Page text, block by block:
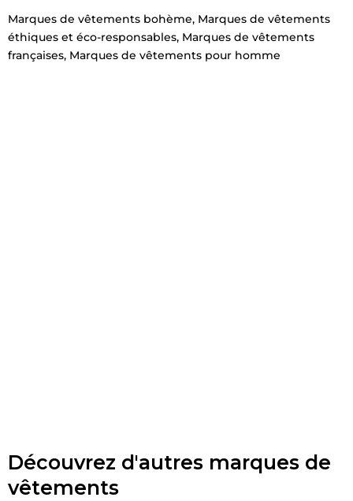
Marques de vêtements bohème, Marques de vêtements
éthiques et éco-responsables, Marques de vêtements
françaises, Marques de vêtements pour homme
Découvrez d'autres marques de
vêtements